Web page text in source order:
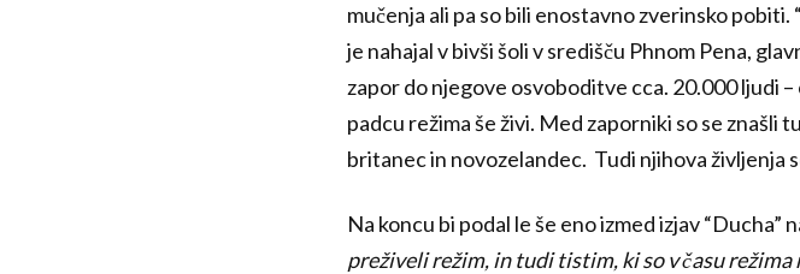
mučenja ali pa so bili enostavno zverinsko pobiti.
je nahajal v bivši šoli v središču Phnom Pena,
zapor do njegove osvoboditve cca. 20.000 ljudi
padcu režima še živi. Med zaporniki so se znašli
britanec in novozelandec. Tudi njihova življenja
Na koncu bi podal le še eno izmed izjav “Ducha”
preživeli režim, in tudi tistim, ki so v času